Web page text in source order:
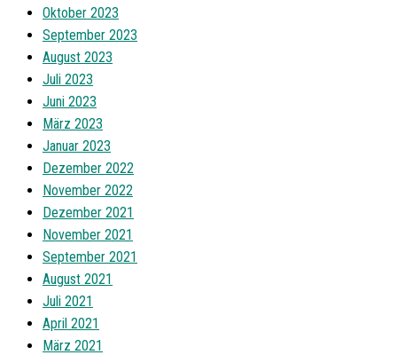
Oktober 2023
September 2023
August 2023
Juli 2023
Juni 2023
März 2023
Januar 2023
Dezember 2022
November 2022
Dezember 2021
November 2021
September 2021
August 2021
Juli 2021
April 2021
März 2021